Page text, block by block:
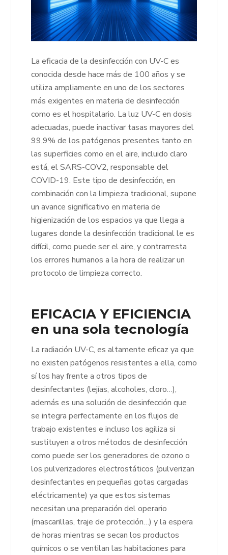
La eficacia de la desinfección con UV-C es
conocida desde hace más de 100 años y se
utiliza ampliamente en uno de los sectores
más exigentes en materia de desinfección
como es el hospitalario. La luz UV-C en dosis
adecuadas, puede inactivar tasas mayores del
99,9% de los patógenos presentes tanto en
las superficies como en el aire, incluido claro
está, el SARS-COV2, responsable del
COVID-19. Este tipo de desinfección, en
combinación con la limpieza tradicional, supone
un avance significativo en materia de
higienización de los espacios ya que llega a
lugares donde la desinfección tradicional le es
difícil, como puede ser el aire, y contrarresta
los errores humanos a la hora de realizar un
protocolo de limpieza correcto.
EFICACIA Y EFICIENCIA
en una sola tecnología
La radiación UV-C, es altamente eficaz ya que
no existen patógenos resistentes a ella, como
sí los hay frente a otros tipos de
desinfectantes (lejías, alcoholes, cloro…),
además es una solución de desinfección que
se integra perfectamente en los flujos de
trabajo existentes e incluso los agiliza si
sustituyen a otros métodos de desinfección
como puede ser los generadores de ozono o
los pulverizadores electrostáticos (pulverizan
desinfectantes en pequeñas gotas cargadas
eléctricamente) ya que estos sistemas
necesitan una preparación del operario
(mascarillas, traje de protección…) y la espera
de horas mientras se secan los productos
químicos o se ventilan las habitaciones para